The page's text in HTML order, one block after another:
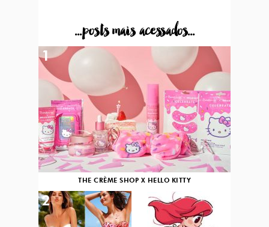
...posts mais acessados...
THE CRÈME SHOP X HELLO KITTY
1
2 3